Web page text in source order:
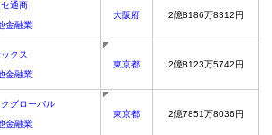
セ通商
金融業
大阪府 2億8186万8312円
クス
金融業
東京都 2億8123万5742円
グローバル
金融業
東京都 2億7851万8036円